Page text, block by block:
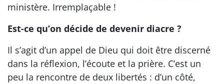
ministère. Irremplaçable !
Est-ce qu’on décide de devenir diacre ?
Il s’agit d’un appel de Dieu qui doit être discerné
dans la réflexion, l’écoute et la prière. C’est un
peu la rencontre de deux libertés : d’un côté,